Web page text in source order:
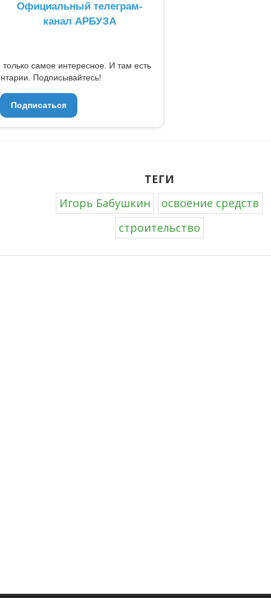
Официальный телеграм-
канал АРБУЗА
самое интересное. И там есть
Подписывайтесь!
Подписаться
ТЕГИ
Игорь Бабушкин
освоение средств
строительство